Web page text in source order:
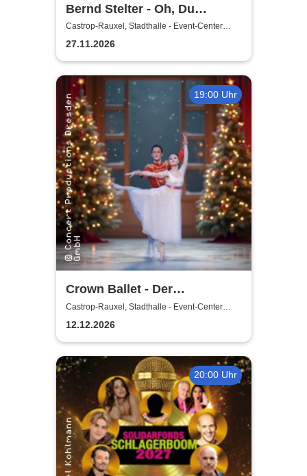
Bernd Stelter - Oh, Du
fröhlicher
Vorweihnachtsabend! 2026
Castrop-Rauxel, Stadthalle - Event-Center
Castrop-Rauxel
27.11.2026
19:00 Uhr
Crown Ballet - Der
Nussknacker
Castrop-Rauxel, Stadthalle - Event-Center
Castrop-Rauxel
12.12.2026
20:00 Uhr